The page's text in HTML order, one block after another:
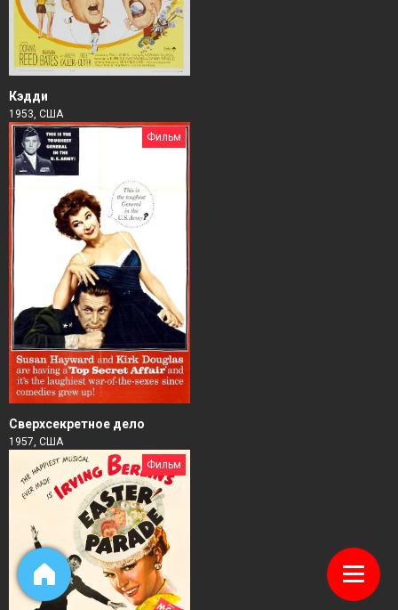
Кэдди
1953, США
Фильм
Сверхсекретное дело
1957, США
Фильм